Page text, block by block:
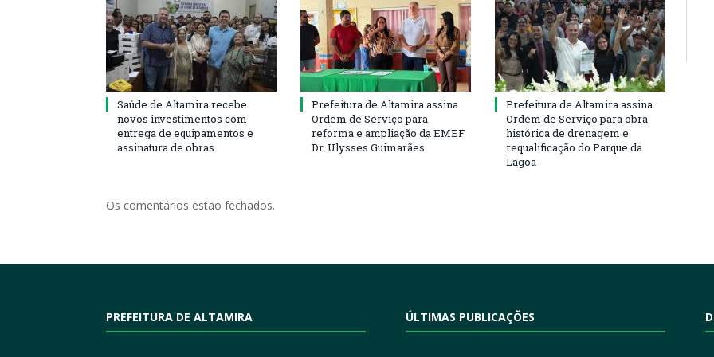
Saúde de Altamira recebe
novos investimentos com
entrega de equipamentos e
assinatura de obras
Prefeitura de Altamira assina
Ordem de Serviço para
reforma e ampliação da EMEF
Dr. Ulysses Guimarães
Prefeitura de Altamira assina
Ordem de Serviço para obra
histórica de drenagem e
requalificação do Parque da
Lagoa
Os comentários estão fechados.
PREFEITURA DE ALTAMIRA ÚLTIMAS PUBLICAÇÕES